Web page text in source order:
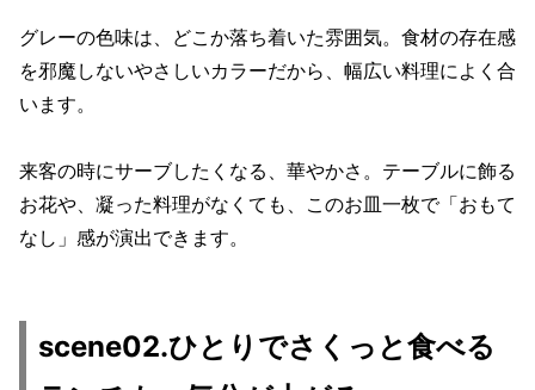
グレーの色味は、どこか落ち着いた雰囲気。食材の存在感
を邪魔しないやさしいカラーだから、幅広い料理によく合
います。
来客の時にサーブしたくなる、華やかさ。テーブルに飾る
お花や、凝った料理がなくても、このお皿一枚で「おもて
なし」感が演出できます。
scene02.ひとりでさくっと食べる